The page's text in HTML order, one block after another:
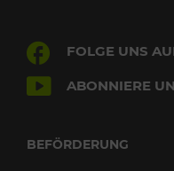
FOLGE UNS
ABONNIERE
BEFÖRDERUNG